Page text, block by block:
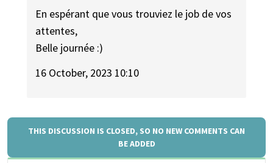
En espérant que vous trouviez le job de vos
attentes,
Belle journée :)
16 October, 2023 10:10
THIS DISCUSSION IS CLOSED, SO NO NEW COMMENTS CAN
BE ADDED